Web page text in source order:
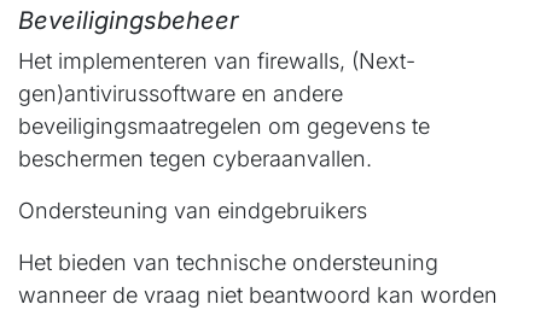
Beveiligingsbeheer
Het implementeren van firewalls, (Next-
gen)antivirussoftware en andere
beveiligingsmaatregelen om gegevens te
beschermen tegen cyberaanvallen.
Ondersteuning van eindgebruikers
Het bieden van technische ondersteuning
wanneer de vraag niet beantwoord kan worden